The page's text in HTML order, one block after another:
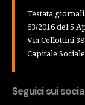
Testata
63/2016 del 5
Via Cellottini
Capitale
Seguici sui